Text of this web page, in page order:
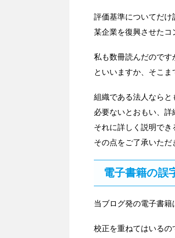
評価基準についてだけ
某企業を復興させたコ
私も数冊読んだのです
といいますか、そこま
組織である法人なら
必要ないとおもい、詳
それに詳しく説明でき
その点をご了承いただ
電子書籍の誤
当ブログ発の電子書籍
校正を重ねてはいるの